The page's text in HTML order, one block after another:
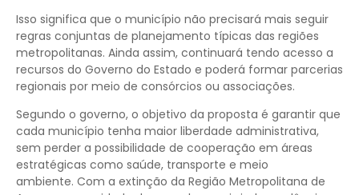
Isso significa que o município não precisará mais seguir
regras conjuntas de planejamento típicas das regiões
metropolitanas. Ainda assim, continuará tendo acesso a
recursos do Governo do Estado e poderá formar parcerias
regionais por meio de consórcios ou associações.
Segundo o governo, o objetivo da proposta é garantir que
cada município tenha maior liberdade administrativa,
sem perder a possibilidade de cooperação em áreas
estratégicas como saúde, transporte e meio
ambiente. Com a extinção da Região Metropolitana de